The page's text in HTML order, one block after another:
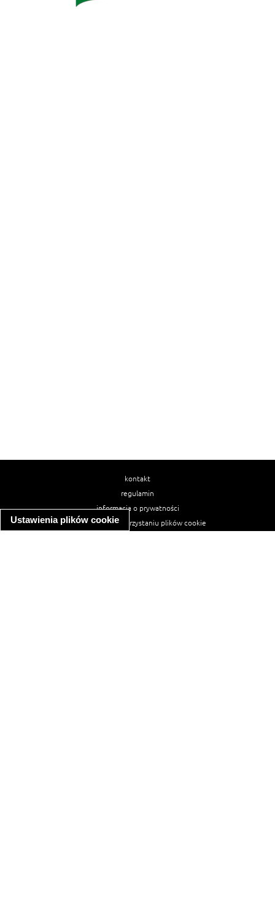
Ustawienia plików cookie
kontakt
regulamin
informacja o prywatności
informacja o wykorzystaniu plików cookie